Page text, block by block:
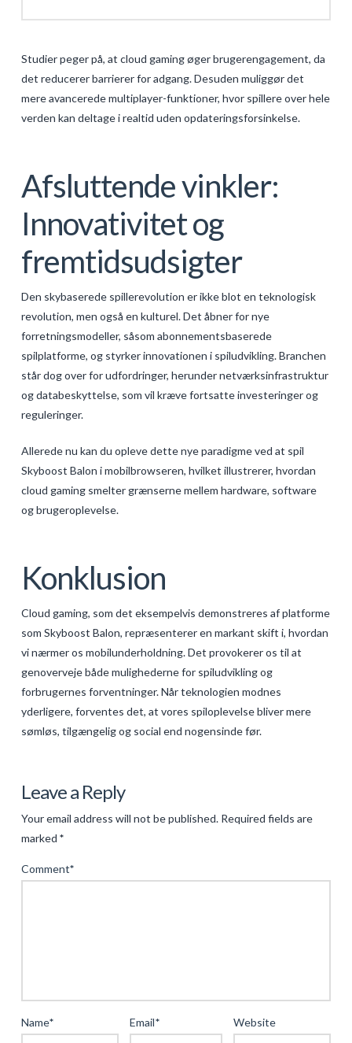
Studier peger på, at cloud gaming øger brugerengagement, da
det reducerer barrierer for adgang. Desuden muliggør det
mere avancerede multiplayer-funktioner, hvor spillere over hele
verden kan deltage i realtid uden opdateringsforsinkelse.
Afsluttende vinkler:
Innovativitet og
fremtidsudsigter
Den skybaserede spillerevolution er ikke blot en teknologisk
revolution, men også en kulturel. Det åbner for nye
forretningsmodeller, såsom abonnementsbaserede
spilplatforme, og styrker innovationen i spiludvikling. Branchen
står dog over for udfordringer, herunder netværksinfrastruktur
og databeskyttelse, som vil kræve fortsatte investeringer og
reguleringer.
Allerede nu kan du opleve dette nye paradigme ved at spil
Skyboost Balon i mobilbrowseren, hvilket illustrerer, hvordan
cloud gaming smelter grænserne mellem hardware, software
og brugeroplevelse.
Konklusion
Cloud gaming, som det eksempelvis demonstreres af platforme
som Skyboost Balon, repræsenterer en markant skift i, hvordan
vi nærmer os mobilunderholdning. Det provokerer os til at
genoverveje både mulighederne for spiludvikling og
forbrugernes forventninger. Når teknologien modnes
yderligere, forventes det, at vores spiloplevelse bliver mere
sømløs, tilgængelig og social end nogensinde før.
Innovation
i
mobilspiludvikling:
kulisserne
Leave a Reply
Your email address will not be published. Required fields are
marked *
Comment*
Name* Email* Website